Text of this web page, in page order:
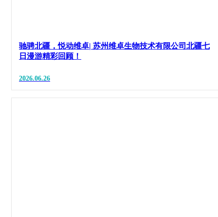
驰骋北疆，悦动维卓| 苏州维卓生物技术有限公司北疆七
日漫游精彩回顾！
2026.06.26